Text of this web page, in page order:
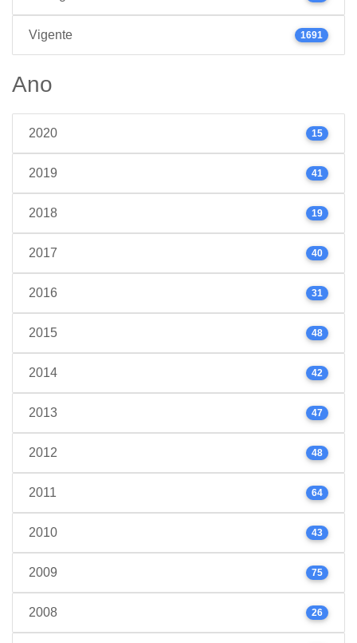
Vigente 1691
Ano
2020 15
2019 41
2018 19
2017 40
2016 31
2015 48
2014 42
2013 47
2012 48
2011 64
2010 43
2009 75
2008 26